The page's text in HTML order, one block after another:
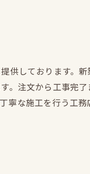
供しております。
。注文から工事完
寧な施工を行う工